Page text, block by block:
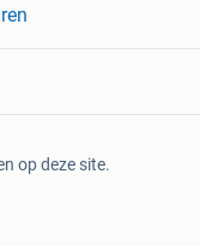
op deze site.